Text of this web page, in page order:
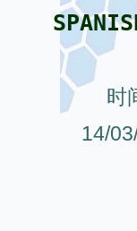
时
14/